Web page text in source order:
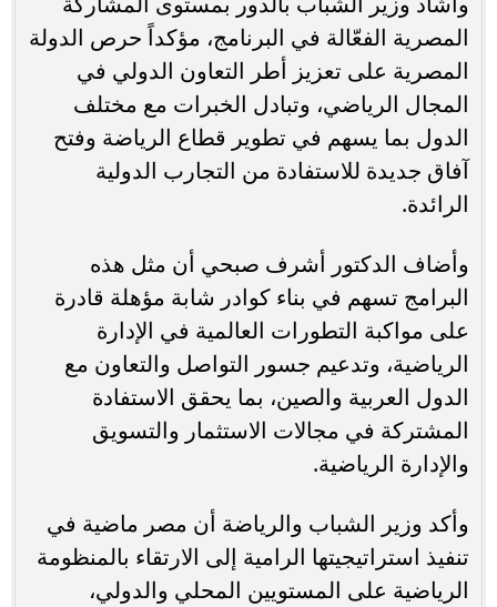
المصرية الفعّالة في البرنامج، مؤكداً حرص الدولة
المصرية على تعزيز أطر التعاون الدولي في
المجال الرياضي، وتبادل الخبرات مع مختلف
الدول بما يسهم في تطوير قطاع الرياضة وفتح
آفاق جديدة للاستفادة من التجارب الدولية
الرائدة.
وأضاف الدكتور أشرف صبحي أن مثل هذه
البرامج تسهم في بناء كوادر شابة مؤهلة قادرة
على مواكبة التطورات العالمية في الإدارة
الرياضية، وتدعيم جسور التواصل والتعاون مع
الدول العربية والصين، بما يحقق الاستفادة
المشتركة في مجالات الاستثمار والتسويق
والإدارة الرياضية.
وأكد وزير الشباب والرياضة أن مصر ماضية في
تنفيذ استراتيجيتها الرامية إلى الارتقاء بالمنظومة
الرياضية على المستويين المحلي والدولي،